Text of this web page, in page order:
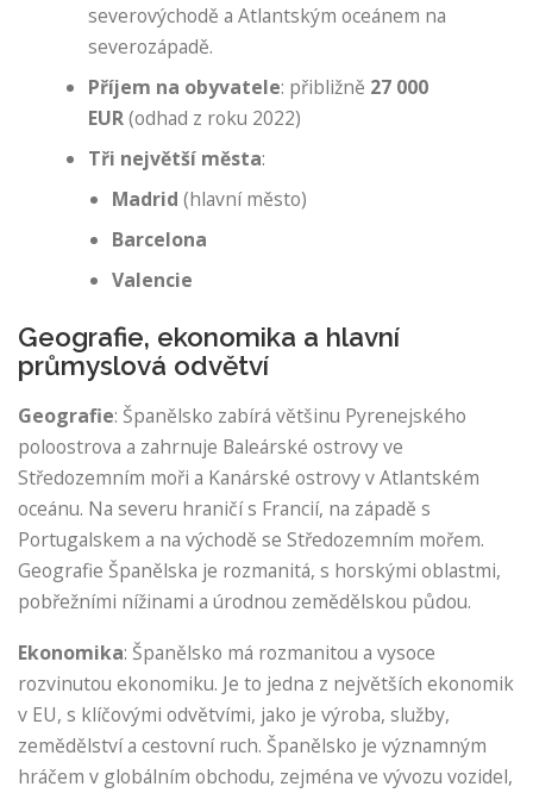
severovýchodě a Atlantským oceánem na
severozápadě.
Příjem na obyvatele: přibližně 27 000
EUR(odhad z roku 2022)
Tři největší města:
Madrid (hlavní město)
Barcelona
Valencie
Geografie, ekonomika a hlavní
průmyslová odvětví
Geografie: Španělsko zabírá většinu Pyrenejského
poloostrova a zahrnuje Baleárské ostrovy ve
Středozemním moři a Kanárské ostrovy v Atlantském
oceánu. Na severu hraničí s Francií, na západě s
Portugalskem a na východě se Středozemním mořem.
Geografie Španělska je rozmanitá, s horskými oblastmi,
pobřežními nížinami a úrodnou zemědělskou půdou.
Ekonomika: Španělsko má rozmanitou a vysoce
rozvinutou ekonomiku. Je to jedna z největších ekonomik
v EU, s klíčovými odvětvími, jako je výroba, služby,
zemědělství a cestovní ruch. Španělsko je významným
hráčem v globálním obchodu, zejména ve vývozu vozidel,